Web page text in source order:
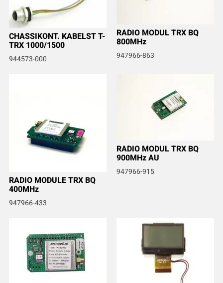
CHASSIKONT. KABELST T-
TRX 1000/1500
944573-000
RADIO MODUL TRX BQ
800MHz
947966-863
RADIO MODULE TRX BQ
400MHz
947966-433
RADIO MODUL TRX BQ
900MHz AU
947966-915